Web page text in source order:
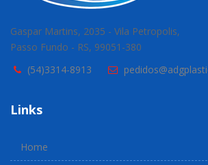
Gaspar Martins, 2035 - Vila Petropolis,
Passo Fundo - RS, 99051-380
(54)3314-8913
Links
Home